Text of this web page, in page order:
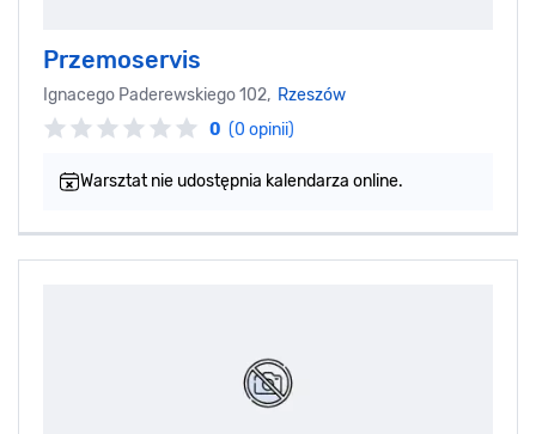
Przemoservis
Ignacego Paderewskiego 102, Rzeszów
0 (0 opinii)
Warsztat nie udostępnia kalendarza online.